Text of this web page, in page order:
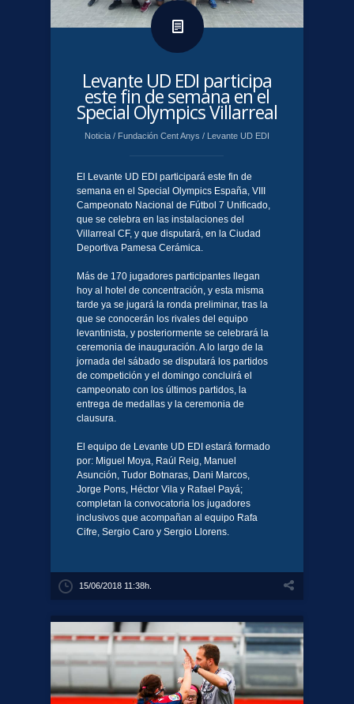
Levante UD EDI participa
este fin de semana en el
Special Olympics Villarreal
Noticia / Fundación Cent Anys / Levante UD EDI
El Levante UD EDI participará este fin de
semana en el Special Olympics España, VIII
Campeonato Nacional de Fútbol 7 Unificado,
que se celebra en las instalaciones del
Villarreal CF, y que disputará, en la Ciudad
Deportiva Pamesa Cerámica.
Más de 170 jugadores participantes llegan
hoy al hotel de concentración, y esta misma
tarde ya se jugará la ronda preliminar, tras la
que se conocerán los rivales del equipo
levantinista, y posteriormente se celebrará la
ceremonia de inauguración. A lo largo de la
jornada del sábado se disputará los partidos
de competición y el domingo concluirá el
campeonato con los últimos partidos, la
entrega de medallas y la ceremonia de
clausura.
El equipo de Levante UD EDI estará formado
por: Miguel Moya, Raúl Reig, Manuel
Asunción, Tudor Botnaras, Dani Marcos,
Jorge Pons, Héctor Vila y Rafael Payá;
completan la convocatoria los jugadores
inclusivos que acompañan al equipo Rafa
Cifre, Sergio Caro y Sergio Llorens.
15/06/2018 11:38h.